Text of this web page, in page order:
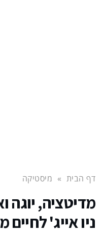
דף הבית » מיסטיקה
מדיטציה, יוגה
ניו אייג' לחיים